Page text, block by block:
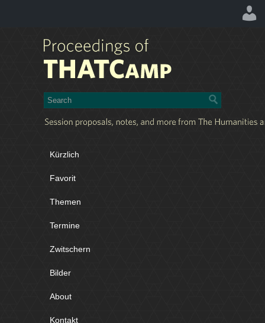
Kürzlich
Favorit
Themen
Termine
Zwitschern
Bilder
About
Kontakt